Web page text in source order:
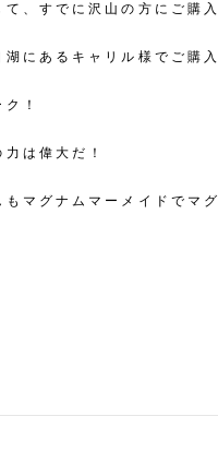
て、すでに沢山の方にご購
湖にあるキャリル様でご購
！
は偉大だ！
もマグナムマーメイドでマ